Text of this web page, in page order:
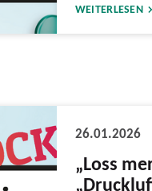
WEITERLESEN
26.01.2026
„Loss